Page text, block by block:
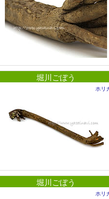
堀川ごぼう
ホリ
堀川ごぼう
ホリ